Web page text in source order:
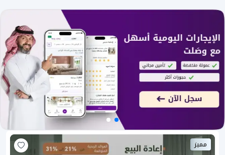
مميز